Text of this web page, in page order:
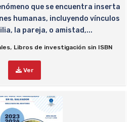
que se encuentra inserta
humanas, incluyendo vínculos
la pareja, o amistad,...
, Libros de investigación sin ISBN
Ver